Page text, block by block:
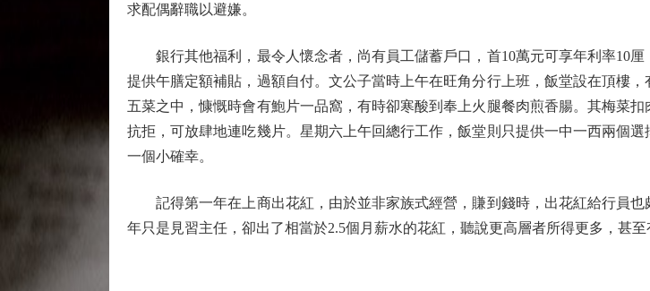
求配偶辭職以避嫌。
銀行其他福利，最令人懷念者，尚有員工儲蓄戶口，首10萬元可享年利率10厘
提供午膳定額補貼，過額自付。文公子當時上午在旺角分行上班，飯堂設在頂樓
五菜之中，慷慨時會有鮑片一品窩，有時卻寒酸到奉上火腿餐肉煎香腸。其梅菜
抗拒，可放肆地連吃幾片。星期六上午回總行工作，飯堂則只提供一中一西兩個
一個小確幸。
記得第一年在上商出花紅，由於並非家族式經營，賺到錢時，出花紅給行員也
年只是見習主任，卻出了相當於2.5個月薪水的花紅，聽說更高層者所得更多，甚